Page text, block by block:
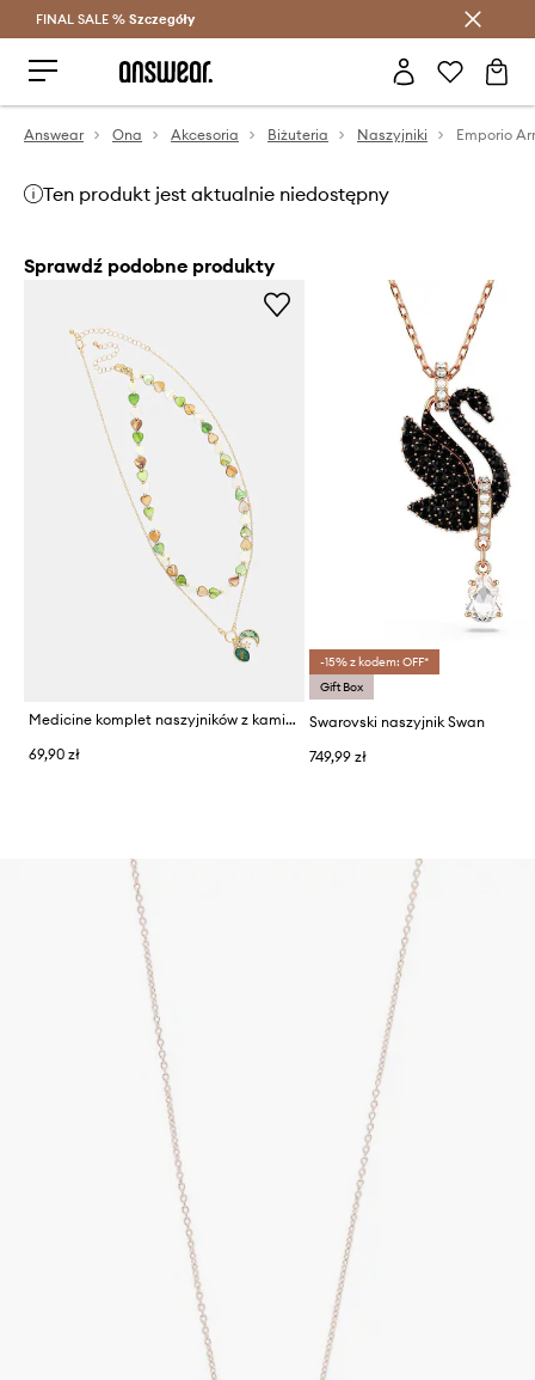
Oszczędzaj z Answear Club >
FINAL SALE % Szczegóły
Answear Ona Akcesoria Biżuteria Naszyjniki Emporio
Ten produkt jest aktualnie niedostępny
Sprawdź podobne produkty
Medicine komplet naszyjników z kamieniem naturalnym kwarc 2-pack
69,90 zł
-15% z kodem: OFF*
Gift Box
Swarovski naszyjnik Swan
749,99 zł